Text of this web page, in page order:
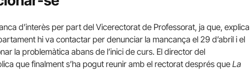
d’interès per part del Vicerectorat de Professorat, ja que, explica
hi va contactar per denunciar la mancança el 29 d’abril i el
la problemàtica abans de l’inici de curs. El director del
que finalment s’ha pogut reunir amb el rectorat després que La